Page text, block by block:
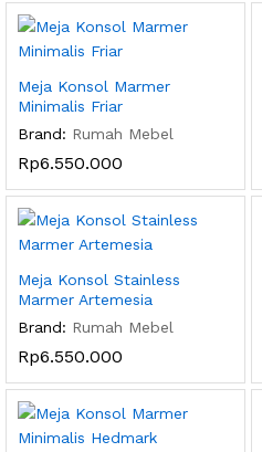
Meja Konsol Marmer
Minimalis Friar
Brand: Rumah Mebel
Rp6.550.000
Meja Konsol Stainless
Marmer Artemesia
Brand: Rumah Mebel
Rp6.550.000